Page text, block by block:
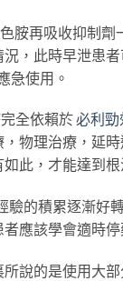
胺再吸收抑制劑
，此時早泄患
急使用。
全依賴於必利勁
物理治療，延
此，才能達到根
驗的積累逐漸好
應該學會適時停
說的是使用大